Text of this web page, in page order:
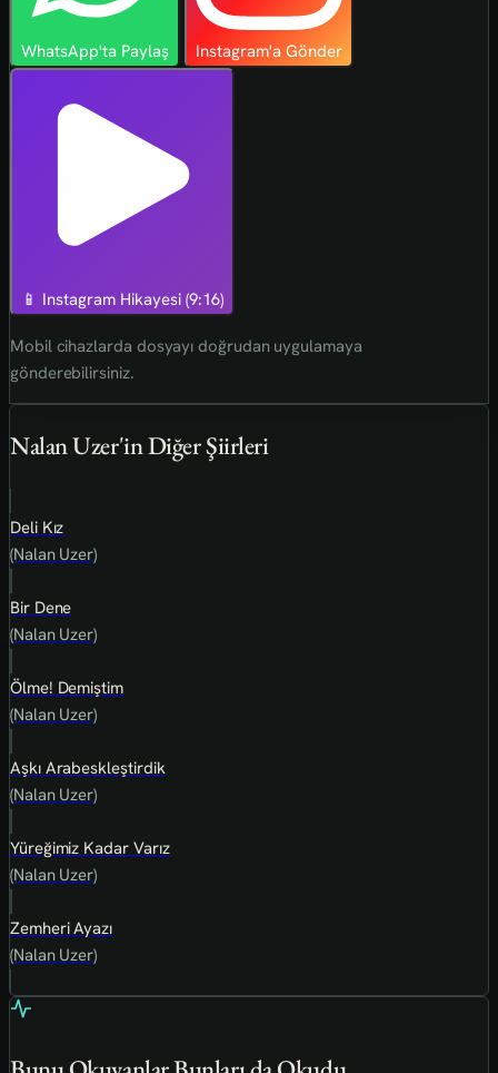
WhatsApp'ta Paylaş Instagram'a Gönder
📱 Instagram Hikayesi (9:16)
Mobil cihazlarda dosyayı doğrudan uygulamaya
gönderebilirsiniz.
Nalan Uzer'in Diğer Şiirleri
Deli Kız
(Nalan Uzer)
Bir Dene
(Nalan Uzer)
Ölme! Demiştim
(Nalan Uzer)
Aşkı Arabeskleştirdik
(Nalan Uzer)
Yüreğimiz Kadar Varız
(Nalan Uzer)
Zemheri Ayazı
(Nalan Uzer)